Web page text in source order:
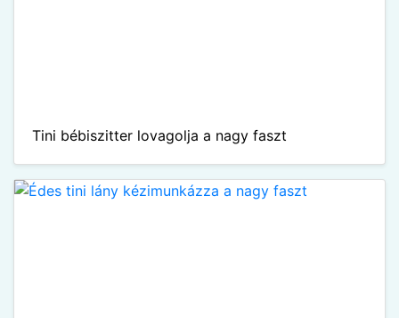
Tini bébiszitter lovagolja a nagy faszt